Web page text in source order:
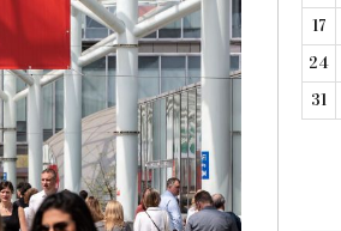
17
24
31